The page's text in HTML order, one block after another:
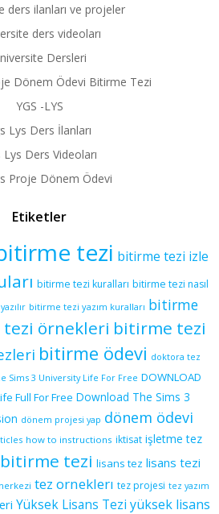
ders ilanları ve projeler
ders videoları
Dersleri
Dönem Ödevi Bitirme Tezi
YGS -LYS
Lys Ders İlanları
Lys Ders Videoları
Proje Dönem Ödevi
Etiketler
tezi bitirme tezi izle
bitirme tezi kuralları bitirme tezi nasıl
bitirme tezi yazım kuralları bitirme
örnekleri bitirme tezi
bitirme ödevi doktora tez
Sims 3 University Life For Free DOWNLOAD
Full For Free Download The Sims 3
dönem projesi yap dönem ödevi
how to instructions iktisat işletme tez
tezi lisans tez lisans tezi
tez orneklerı tez projesi tez yazım
Yüksek Lisans Tezi yüksek lisans